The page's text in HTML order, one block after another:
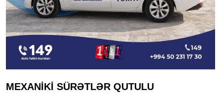
MEXANİKİ SÜRƏTLƏR QUTULU